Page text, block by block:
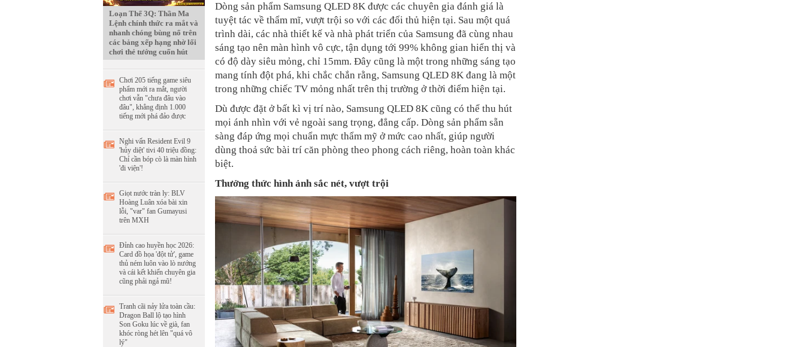
Loạn Thế 3Q: Thần Ma
Lệnh chính thức ra mắt và
nhanh chóng bùng nổ trên
các bảng xếp hạng nhờ lối
chơi thẻ tướng cuốn hút
Chơi 205 tiếng game siêu
phẩm mới ra mắt, người
chơi vẫn "chưa đâu vào
đâu", khẳng định 1.000
tiếng mới phá đảo được
Nghi vấn Resident Evil 9
'hủy diệt' tivi 40 triệu đồng:
Chỉ cần bóp cò là màn hình
'đi viện'!
Giọt nước tràn ly: BLV
Hoàng Luân xóa bài xin
lỗi, "var" fan Gumayusi
trên MXH
Đỉnh cao huyền học 2026:
Card đồ họa 'đột tử', game
thủ ném luôn vào lò nướng
và cái kết khiến chuyên gia
cũng phải ngả mũ!
Tranh cãi nảy lửa toàn cầu:
Dragon Ball lộ tạo hình
Son Goku lúc về già, fan
khóc ròng hét lên "quá vô
lý"
Dòng sản phẩm Samsung QLED 8K được các chuyên gia đánh giá là
tuyệt tác về thẩm mĩ, vượt trội so với các đối thủ hiện tại. Sau một quá
trình dài, các nhà thiết kế và nhà phát triển của Samsung đã cùng nhau
sáng tạo nên màn hình vô cực, tận dụng tới 99% không gian hiển thị và
có độ dày siêu mỏng, chỉ 15mm. Đây cũng là một trong những sáng tạo
mang tính đột phá, khi chắc chắn rằng, Samsung QLED 8K đang là một
trong những chiếc TV mỏng nhất trên thị trường ở thời điểm hiện tại.
Dù được đặt ở bất kì vị trí nào, Samsung QLED 8K cũng có thể thu hút
mọi ánh nhìn với vẻ ngoài sang trọng, đẳng cấp. Dòng sản phẩm sẵn
sàng đáp ứng mọi chuẩn mực thẩm mỹ ở mức cao nhất, giúp người
dùng thoả sức bài trí căn phòng theo phong cách riêng, hoàn toàn khác
biệt.
Thưởng thức hình ảnh sắc nét, vượt trội